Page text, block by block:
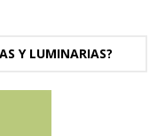
Y LUMINARIAS?